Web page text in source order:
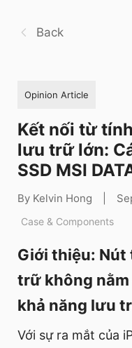
Back
Opinion Article
Kết nối từ
lưu trữ lớn:
SSD MSI
By Kelvin Hong
Case & Components
Giới thiệu:
trữ không
khả năng lưu
Với sự ra mắt của